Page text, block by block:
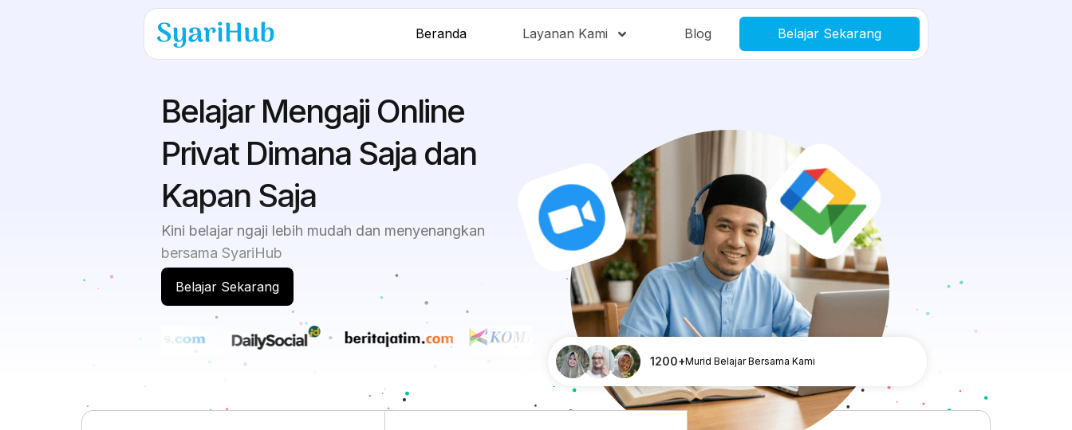
Beranda Layanan Kami Blog Belajar Sekarang
1200+Murid Belajar Bersama Kami
Belajar Mengaji Online
Privat Dimana Saja dan
Kapan Saja
Kini belajar ngaji lebih mudah dan menyenangkan
bersama SyariHub
Belajar Sekarang